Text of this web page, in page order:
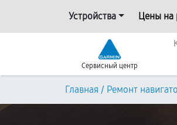
Устройства Цены на
Сервисный центр
Главная / Ремонт